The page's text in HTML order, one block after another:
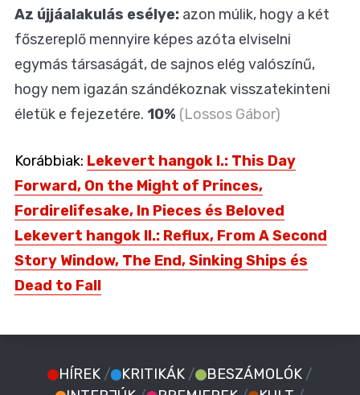
Az újjáalakulás esélye: azon múlik, hogy a két
főszereplő mennyire képes azóta elviselni
egymás társaságát, de sajnos elég valószínű,
hogy nem igazán szándékoznak visszatekinteni
életük e fejezetére. 10% (Lossos Gábor)
Korábbiak: Lekevert hangok I.: This Day
Forward, On the Might of Princes,
Fordirelifesake, In Pieces és Beloved
Lekevert hangok II.: Reflux, From A Second
Story Window, The End, Sinking Ships és
Dead to Fall
HÍREK / KRITIKÁK / BESZÁMOLÓK /